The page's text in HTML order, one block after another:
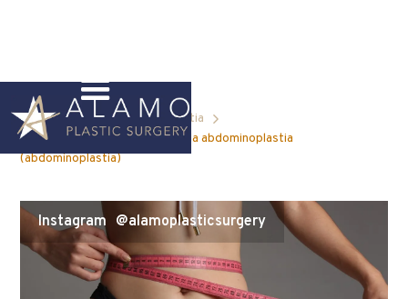
Blog Home
Abdominoplastia
Lista de los diez mejores para la abdominoplastia
(abdominoplastia)
Instagram @alamoplasticsurgery